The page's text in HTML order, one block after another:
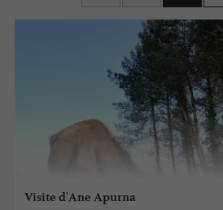
Visite d'Ane Apurna